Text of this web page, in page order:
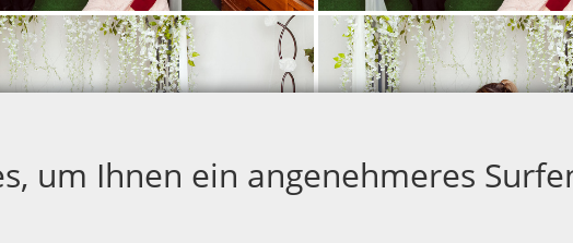
um Ihnen ein angenehmeres